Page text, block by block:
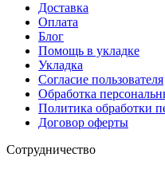
Доставка
Оплата
Блог
Помощь в укладке
Укладка
Согласие пользователя
Обработка
Политика обработки
Договор оферты
Сотрудничество